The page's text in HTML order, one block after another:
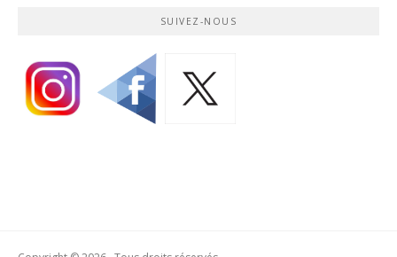
SUIVEZ-NOUS